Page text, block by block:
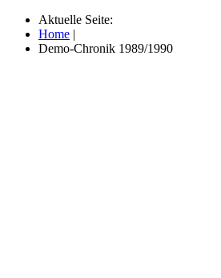
Aktuelle Seite:
Home |
Demo-Chronik 1989/1990